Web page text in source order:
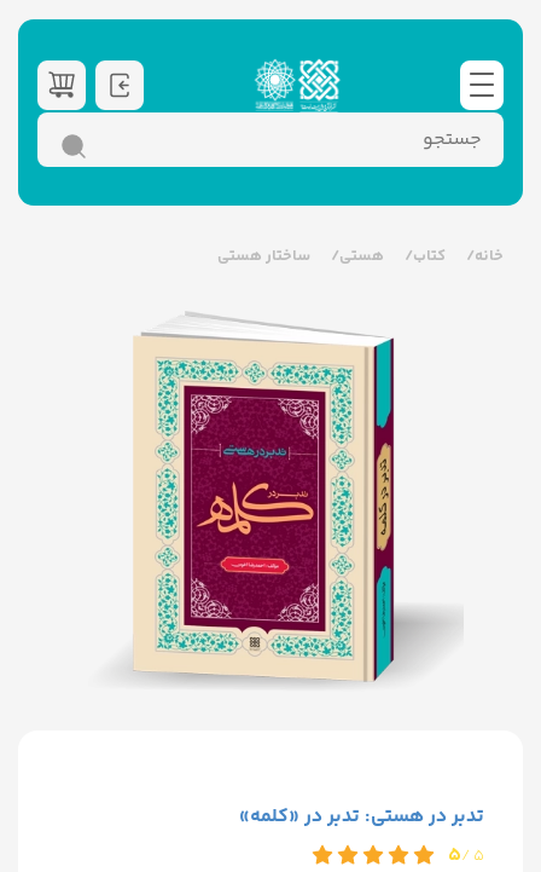
خانه کتاب هستی ساختار هستی
تدبر در هستی: تدبر در «کلمه»
5 /
5